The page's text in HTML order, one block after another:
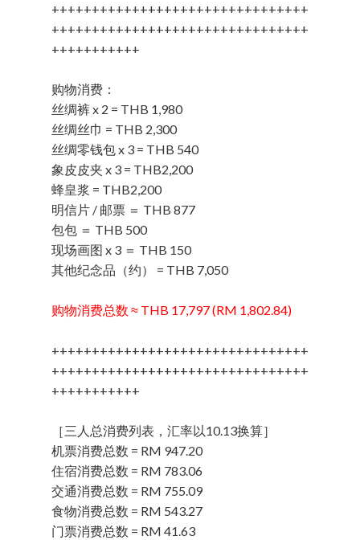
++++++++++++++++++++++++++++++++
++++++++++++++++++++++++++++++++
+++++++++++
购物消费：
丝绸裤 x 2 = THB 1,980
丝绸丝巾 = THB 2,300
丝绸零钱包 x 3 = THB 540
象皮皮夹 x 3 = THB2,200
蜂皇浆 = THB2,200
明信片 / 邮票 ＝ THB 877
包包 ＝ THB 500
现场画图 x 3 ＝ THB 150
其他纪念品（约） = THB 7,050
购物消费总数 ≈ THB 17,797 (RM 1,802.84)
++++++++++++++++++++++++++++++++
++++++++++++++++++++++++++++++++
+++++++++++
［三人总消费列表，汇率以10.13换算］
机票消费总数 = RM 947.20
住宿消费总数 = RM 783.06
交通消费总数 = RM 755.09
食物消费总数 = RM 543.27
门票消费总数 = RM 41.63